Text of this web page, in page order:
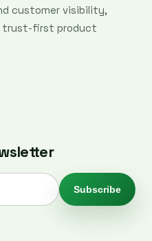
customer visibility,
trust-first product
Subscribe